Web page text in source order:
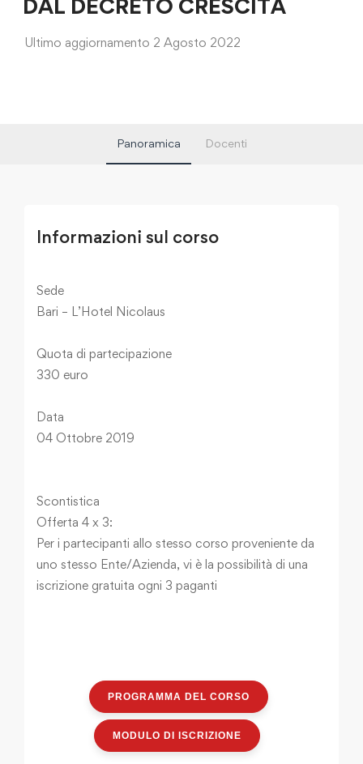
DAL DECRETO CRESCITA
Ultimo aggiornamento 2 Agosto 2022
Panoramica Docenti
Informazioni sul corso
Sede
Bari – L’Hotel Nicolaus
Quota di partecipazione
330 euro
Data
04 Ottobre 2019
Scontistica
Offerta 4 x 3:
Per i partecipanti allo stesso corso proveniente da
uno stesso Ente/Azienda, vi è la possibilità di una
iscrizione gratuita ogni 3 paganti
PROGRAMMA DEL CORSO
MODULO DI ISCRIZIONE